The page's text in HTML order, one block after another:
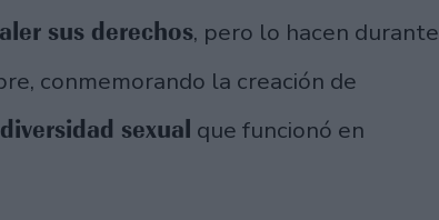
sus derechos, pero lo hacen durante
conmemorando la creación de
sexual que funcionó en